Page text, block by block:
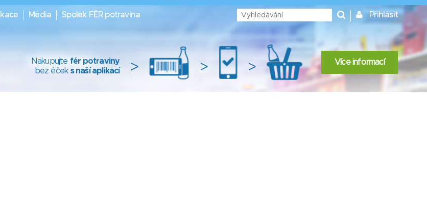
Média Spolek FÉR potravina Přihlásit
Nakupujte fér potraviny
bez éček s naší aplikací > > > Více informací